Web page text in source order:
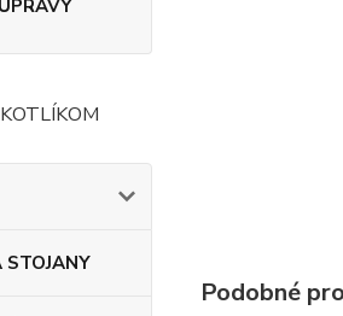
STOJANY
Podobné